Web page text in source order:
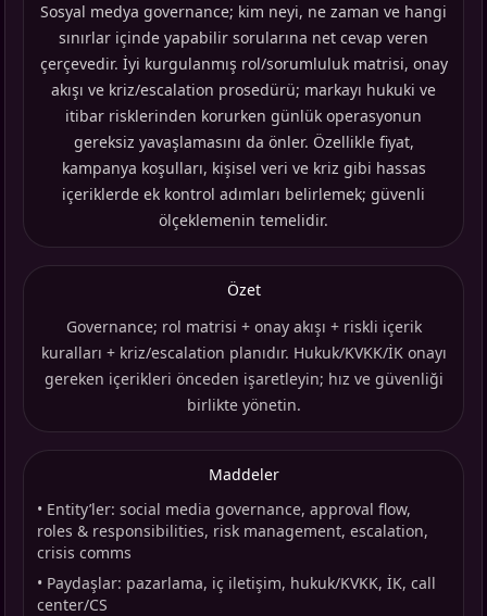
Sosyal medya governance; kim neyi, ne zaman ve hangi
sınırlar içinde yapabilir sorularına net cevap veren
çerçevedir. İyi kurgulanmış rol/sorumluluk matrisi, onay
akışı ve kriz/escalation prosedürü; markayı hukuki ve
itibar risklerinden korurken günlük operasyonun
gereksiz yavaşlamasını da önler. Özellikle fiyat,
kampanya koşulları, kişisel veri ve kriz gibi hassas
içeriklerde ek kontrol adımları belirlemek; güvenli
ölçeklemenin temelidir.
Özet
Governance; rol matrisi + onay akışı + riskli içerik
kuralları + kriz/escalation planıdır. Hukuk/KVKK/İK onayı
gereken içerikleri önceden işaretleyin; hız ve güvenliği
birlikte yönetin.
Maddeler
• Entity’ler: social media governance, approval flow,
roles & responsibilities, risk management, escalation,
crisis comms
• Paydaşlar: pazarlama, iç iletişim, hukuk/KVKK, İK, call
center/CS